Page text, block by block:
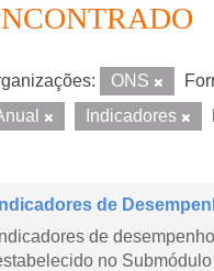
ONS
Indicadores
Indicadores de
Indicadores de
no